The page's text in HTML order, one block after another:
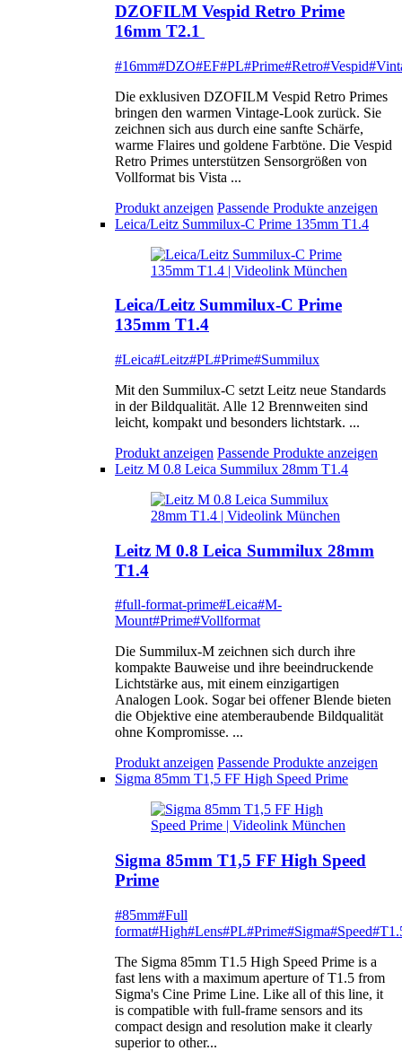
DZOFILM Vespid Retro Prime
16mm T2.1
#16mm#DZO#EF#PL#Prime#Retro#Vespid
Die exklusiven DZOFILM Vespid Retro Primes
bringen den warmen Vintage-Look zurück. Sie
zeichnen sich aus durch eine sanfte Schärfe,
warme Flaires und goldene Farbtöne. Die Vespid
Retro Primes unterstützen Sensorgrößen von
Vollformat bis Vista ...
Produkt anzeigen Passende Produkte anzeigen
Leica/Leitz Summilux-C Prime 135mm T1.4
Leica/Leitz Summilux-C Prime
135mm T1.4
#Leica#Leitz#PL#Prime#Summilux
Mit den Summilux-C setzt Leitz neue Standards
in der Bildqualität. Alle 12 Brennweiten sind
leicht, kompakt und besonders lichtstark. ...
Produkt anzeigen Passende Produkte anzeigen
Leitz M 0.8 Leica Summilux 28mm T1.4
Leitz M 0.8 Leica Summilux 28mm
T1.4
#full-format-prime#Leica#M-
Mount#Prime#Vollformat
Die Summilux-M zeichnen sich durch ihre
kompakte Bauweise und ihre beeindruckende
Lichtstärke aus, mit einem einzigartigen
Analogen Look. Sogar bei offener Blende bieten
die Objektive eine atemberaubende Bildqualität
ohne Kompromisse. ...
Produkt anzeigen Passende Produkte anzeigen
Sigma 85mm T1,5 FF High Speed Prime
Sigma 85mm T1,5 FF High Speed
Prime
#85mm#Full
format#High#Lens#PL#Prime#Sigma#Speed
The Sigma 85mm T1.5 High Speed Prime is a
fast lens with a maximum aperture of T1.5 from
Sigma's Cine Prime Line. Like all of this line, it
is compatible with full-frame sensors and its
compact design and resolution make it clearly
superior to other...